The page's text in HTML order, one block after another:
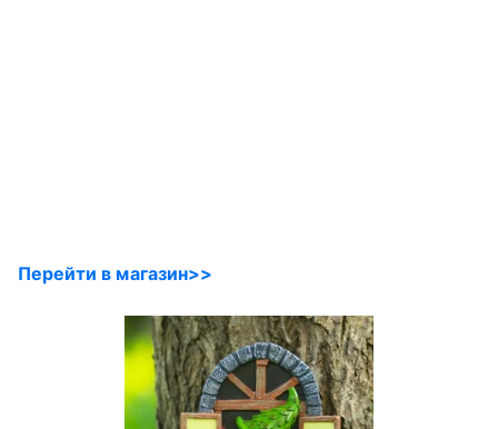
Перейти в магазин>>